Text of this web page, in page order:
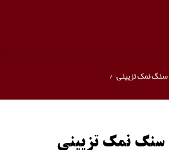
سنگ نمک تزیینی /
سنگ نمک تزیینی